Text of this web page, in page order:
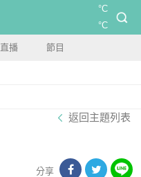
°C
°C
直播 節目
返回主題列表
分享